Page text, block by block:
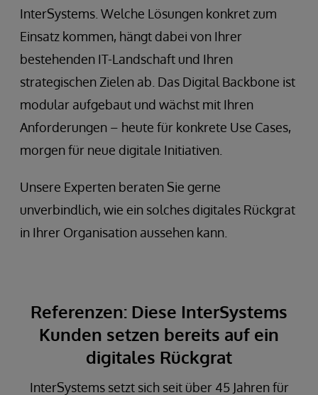
InterSystems. Welche Lösungen konkret zum
Einsatz kommen, hängt dabei von Ihrer
bestehenden IT-Landschaft und Ihren
strategischen Zielen ab. Das Digital Backbone ist
modular aufgebaut und wächst mit Ihren
Anforderungen – heute für konkrete Use Cases,
morgen für neue digitale Initiativen.
Unsere Experten beraten Sie gerne
unverbindlich, wie ein solches digitales Rückgrat
in Ihrer Organisation aussehen kann.
Referenzen: Diese InterSystems
Kunden setzen bereits auf ein
digitales Rückgrat
InterSystems setzt sich seit über 45 Jahren für